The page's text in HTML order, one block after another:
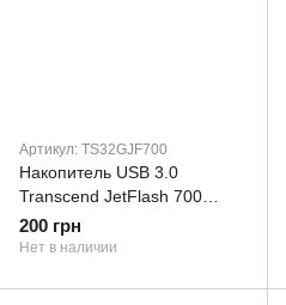
Артикул: TS32GJF700
Накопитель USB 3.0
Transcend JetFlash 700
32GB (TS32GJF700)
200 грн
Нет в наличии